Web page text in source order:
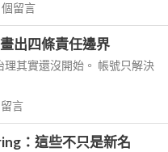
個留言
出四條責任邊界
其實還沒開始。 帳號只解決
言
：這些不只是新名